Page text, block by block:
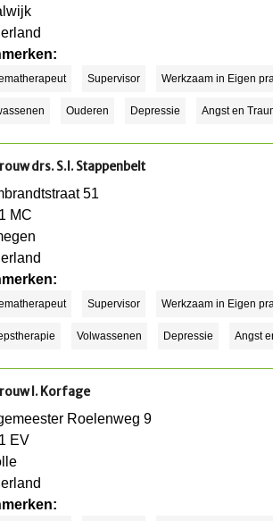
Supervisor Werkzaam in Eigen
Ouderen Depressie Angst en
drs. S.I. Stappenbelt
51
MC
Supervisor Werkzaam in Eigen
Volwassenen Depressie Angst
I. Korfage
Roelenweg 9
EV